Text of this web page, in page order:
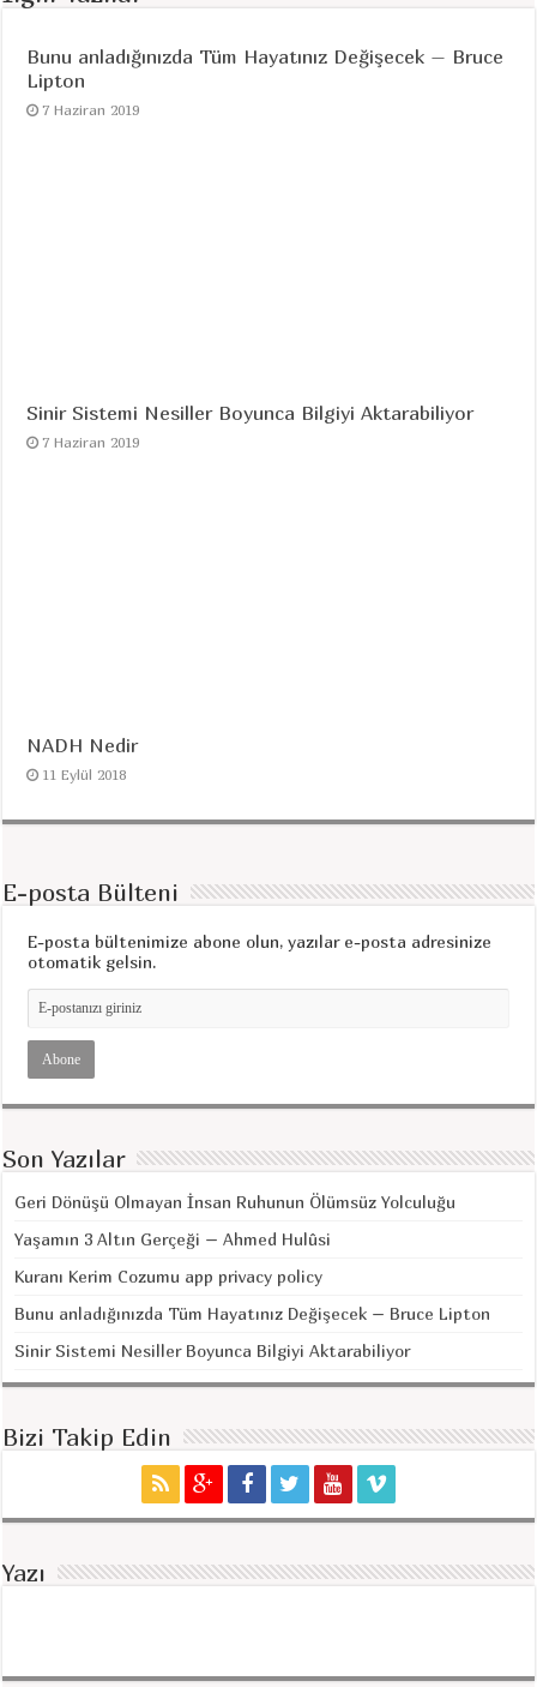
Bunu anladığınızda Tüm Hayatınız Değişecek – Bruce
Lipton
7 Haziran 2019
Sinir Sistemi Nesiller Boyunca Bilgiyi Aktarabiliyor
7 Haziran 2019
NADH Nedir
11 Eylül 2018
E-posta Bülteni
E-posta bültenimize abone olun, yazılar e-posta adresinize
otomatik gelsin.
Son Yazılar
Geri Dönüşü Olmayan İnsan Ruhunun Ölümsüz Yolculuğu
Yaşamın 3 Altın Gerçeği – Ahmed Hulûsi
Kuranı Kerim Cozumu app privacy policy
Bunu anladığınızda Tüm Hayatınız Değişecek – Bruce Lipton
Sinir Sistemi Nesiller Boyunca Bilgiyi Aktarabiliyor
Bizi Takip Edin
Yazı